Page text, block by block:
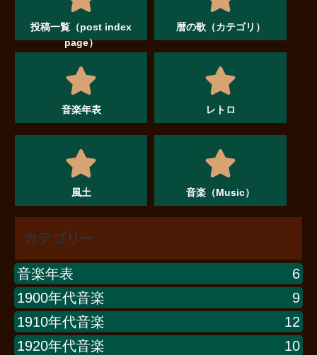
投稿一覧（post index
page）
暦の歌（カテゴリ）
音楽年表 レトロ
風土 音楽（Music）
カテゴリー
音楽年表
6
1900年代音楽
9
1910年代音楽
12
1920年代音楽
10